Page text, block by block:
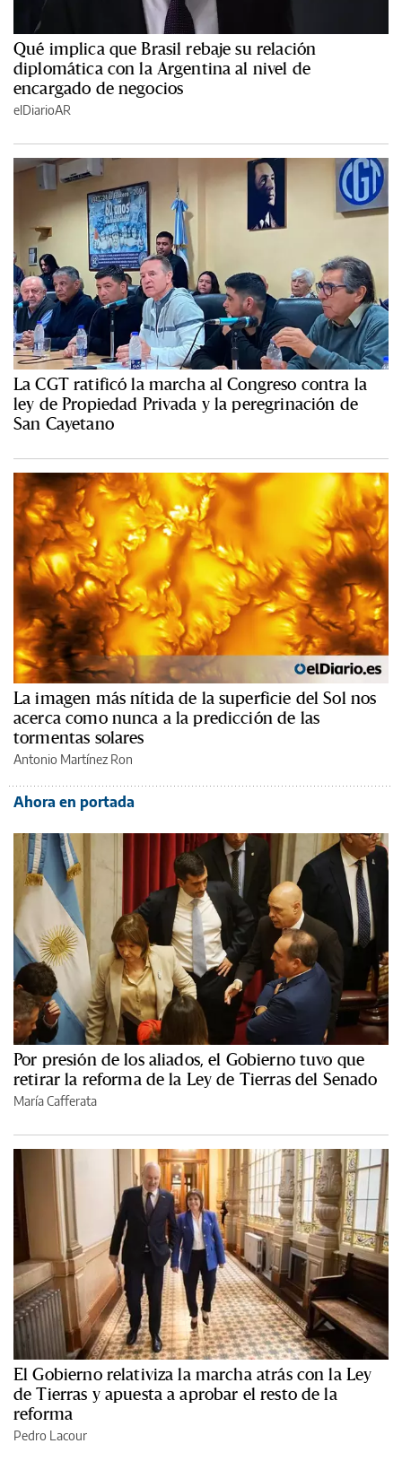
Qué implica que Brasil rebaje su relación
diplomática con la Argentina al nivel de
encargado de negocios
elDiarioAR
La CGT ratificó la marcha al Congreso contra la
ley de Propiedad Privada y la peregrinación de
San Cayetano
La imagen más nítida de la superficie del Sol nos
acerca como nunca a la predicción de las
tormentas solares
Antonio Martínez Ron
Ahora en portada
Por presión de los aliados, el Gobierno tuvo que
retirar la reforma de la Ley de Tierras del Senado
María Cafferata
El Gobierno relativiza la marcha atrás con la Ley
de Tierras y apuesta a aprobar el resto de la
reforma
Pedro Lacour